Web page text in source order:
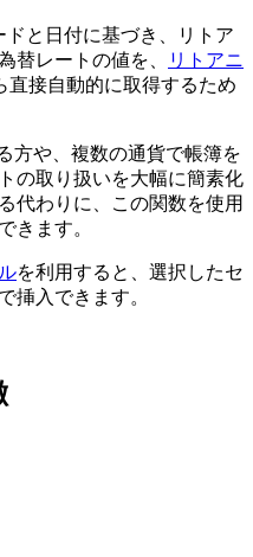
と日付に基づき、リトア
替レートの値を、
リトアニ
直接自動的に取得するため
方や、複数の通貨で帳簿を
の取り扱いを大幅に簡素化
代わりに、この関数を使用
きます。
を利用すると、選択したセ
挿入できます。